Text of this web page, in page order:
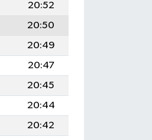
20:52
20:50
20:49
20:47
20:45
20:44
20:42